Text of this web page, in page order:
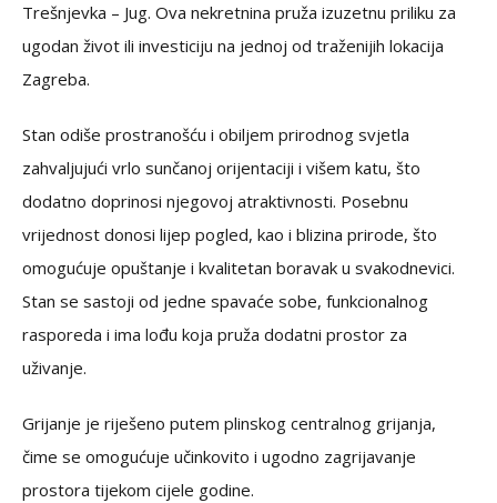
Trešnjevka – Jug. Ova nekretnina pruža izuzetnu priliku za
ugodan život ili investiciju na jednoj od traženijih lokacija
Zagreba.
Stan odiše prostranošću i obiljem prirodnog svjetla
zahvaljujući vrlo sunčanoj orijentaciji i višem katu, što
dodatno doprinosi njegovoj atraktivnosti. Posebnu
vrijednost donosi lijep pogled, kao i blizina prirode, što
omogućuje opuštanje i kvalitetan boravak u svakodnevici.
Stan se sastoji od jedne spavaće sobe, funkcionalnog
rasporeda i ima lođu koja pruža dodatni prostor za
uživanje.
Grijanje je riješeno putem plinskog centralnog grijanja,
čime se omogućuje učinkovito i ugodno zagrijavanje
prostora tijekom cijele godine.